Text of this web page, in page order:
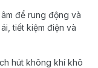
để rung động và
tiết kiệm điện và
hút không khí khô